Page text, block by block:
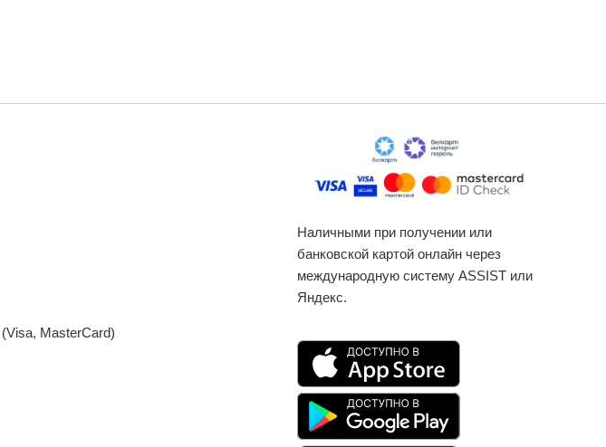
MasterCard)
Наличными при получении или
банковской картой онлайн через
международную систему ASSIST или
Яндекс.